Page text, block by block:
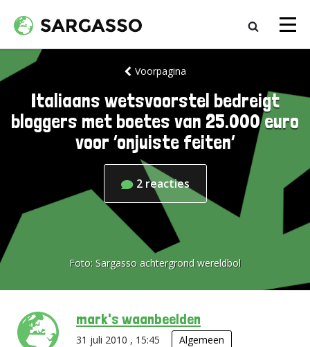
Voorpagina
Italiaans wetsvoorstel bedreigt
bloggers met boetes van 25.000 euro
voor ‘onjuiste feiten’
2 reacties
Foto: Sargasso achtergrond wereldbol
mark's waanbeelden
31 juli 2010 , 15:45 Algemeen